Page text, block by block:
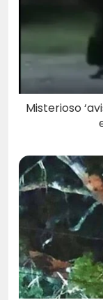
Misterioso